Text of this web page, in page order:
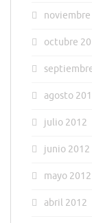
octubre
agosto
julio 2012
junio 2012
mayo 2012
abril 2012